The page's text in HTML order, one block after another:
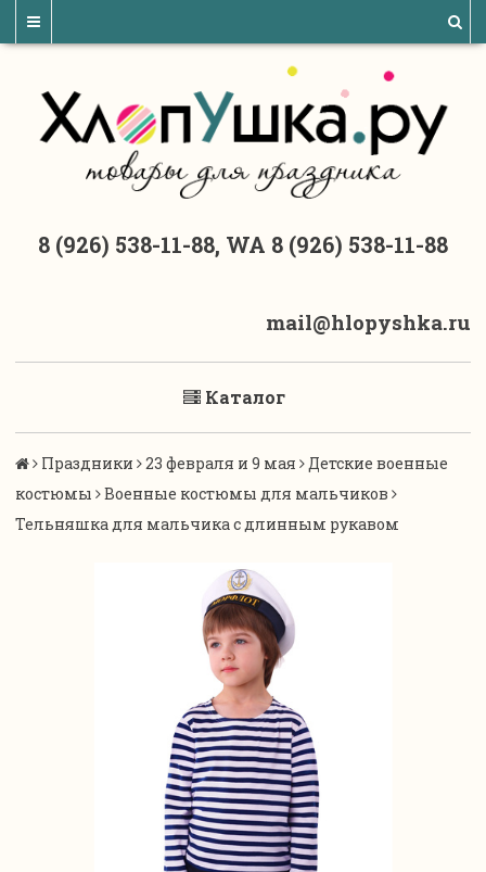
8 (926) 538-11-88, WA 8 (926) 538-11-88
mail@hlopyshka.ru
Каталог
Праздники 23 февраля и 9 мая
Детские военные
костюмы
Военные костюмы для мальчиков
Тельняшка для мальчика с длинным рукавом